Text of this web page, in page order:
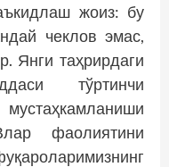
жоиз: бу
чек­лов эмас,
Янги таҳрирдаги
тўртинчи
фаолиятини